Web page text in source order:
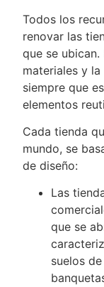
Todos los
renovar las
que se
materiales y
siempre que
elementos
Cada tienda
mundo, se
de diseño:
Las
que se
suelos